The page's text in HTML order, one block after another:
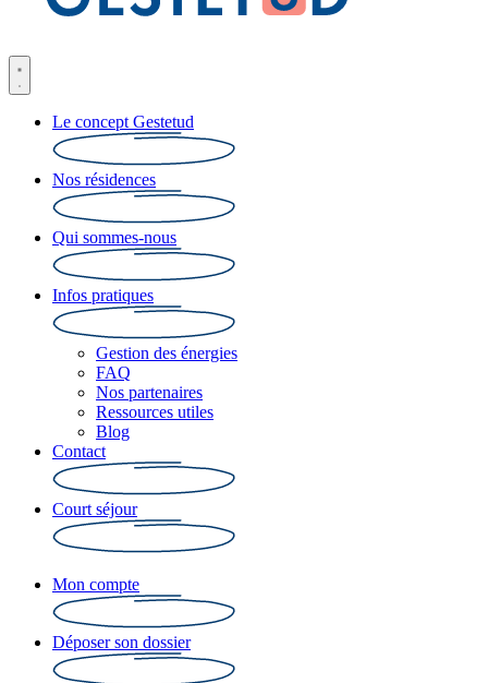
Le concept Gestetud
Nos résidences
Qui sommes-nous
Infos pratiques
Gestion des énergies
FAQ
Nos partenaires
Ressources utiles
Blog
Contact
Court séjour
Mon compte
Déposer son dossier